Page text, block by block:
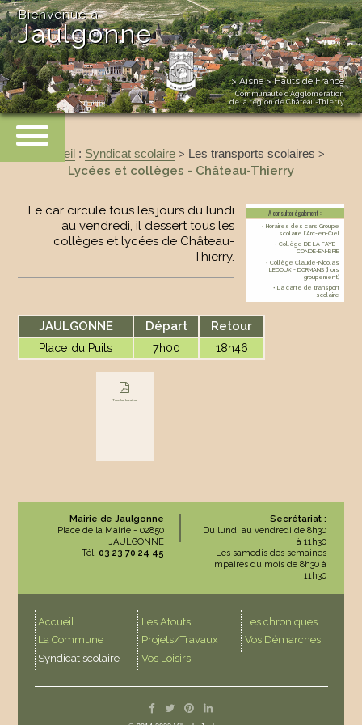
> Aisne > Hauts de France
Communauté d’Agglomération
de la région de Château-Thierry
Bienvenue à
Jaulgonne
Accueil : Syndicat scolaire > Les transports scolaires >
Lycées et collèges - Château-Thierry
A consulter également :
• Horaires des cars Groupe
scolaire l’Arc-en-Ciel
• Collège DE LA FAYE -
CONDE-EN-BRIE
• Collège Claude-Nicolas
LEDOUX - DORMANS (hors
groupement)
• La carte de transport
scolaire
Le car circule tous les jours du lundi
au vendredi, il dessert tous les
collèges et lycées de Château-
Thierry.
JAULGONNE Départ Retour
Place du Puits 7h00 18h46
Tous les horaires
Mairie de Jaulgonne
Place de la Mairie - 02850
JAULGONNE
Tél. 03 23 70 24 45
Secrétariat :
Du lundi au vendredi de 8h30
à 11h30
Les samedis des semaines
impaires du mois de 8h30 à
11h30
Accueil
La Commune
Syndicat scolaire
Les Atouts
Projets/Travaux
Vos Loisirs
Les chroniques
Vos Démarches